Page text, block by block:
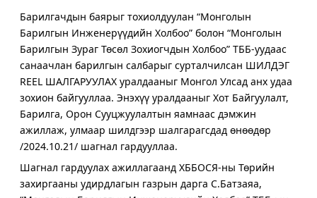
Барилгачдын баярыг тохиолдуулан “Монголын
Барилгын Инженерүүдийн Холбоо” болон “Монголын
Барилгын Зураг Төсөл Зохиогчдын Холбоо” ТББ-уудаас
санаачлан барилгын салбарыг сурталчилсан ШИЛДЭГ
REEL ШАЛГАРУУЛАХ уралдааныг Монгол Улсад анх удаа
зохион байгууллаа. Энэхүү уралдааныг Хот Байгуулалт,
Барилга, Орон Сууцжуулалтын яамнаас дэмжин
ажиллаж, улмаар шилдгээр шалгарагсдад өнөөдөр
/2024.10.21/ шагнал гардууллаа.
Шагнал гардуулах ажиллагаанд ХББОСЯ-ны Төрийн
захиргааны удирдлагын газрын дарга С.Батзаяа,